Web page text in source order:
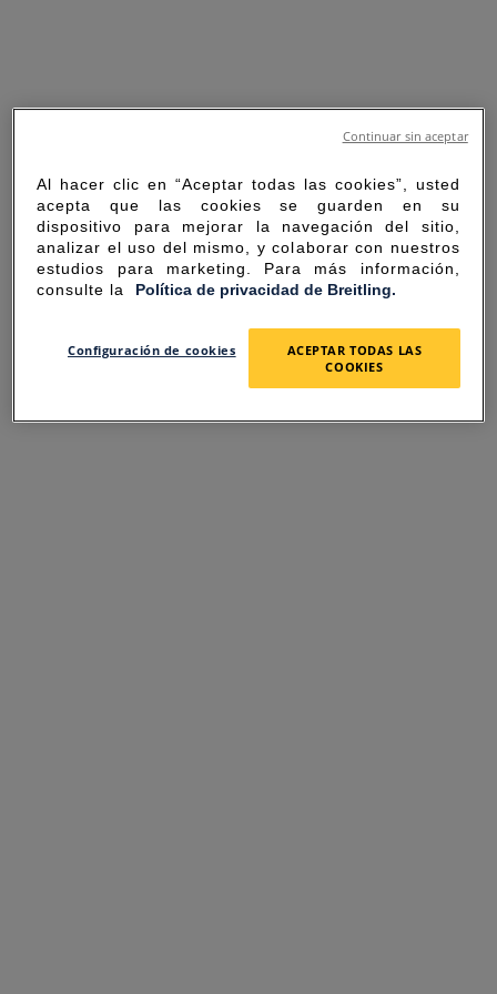
SORRY FOR THE
INCONVENIENCE
Al hacer clic en “Aceptar todas las cookies”, usted
acepta que las cookies se guarden en su
dispositivo para mejorar la navegación del sitio,
analizar el uso del mismo, y colaborar con nuestros
estudios para marketing. Para más información,
consulte la Política de privacidad de Breitling.
Configuración de cookies
ACEPTAR TODAS LAS
COOKIES
Continuar sin aceptar